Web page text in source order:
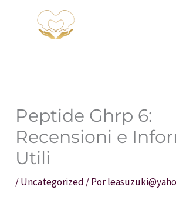
Peptide Ghrp 6:
Recensioni e
Utili
/Uncategorized / Por